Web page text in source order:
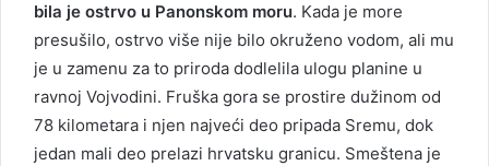
bila je ostrvo u Panonskom moru. Kada je more
presušilo, ostrvo više nije bilo okruženo vodom, ali mu
je u zamenu za to priroda dodlelila ulogu planine u
ravnoj Vojvodini. Fruška gora se prostire dužinom od
78 kilometara i njen najveći deo pripada Sremu, dok
jedan mali deo prelazi hrvatsku granicu. Smeštena je